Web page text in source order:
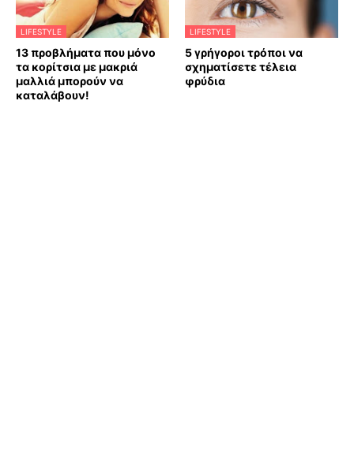
LIFESTYLE
13 προβλήματα που μόνο
τα κορίτσια με μακριά
μαλλιά μπορούν να
καταλάβουν!
LIFESTYLE
5 γρήγοροι τρόποι να
σχηματίσετε τέλεια
φρύδια